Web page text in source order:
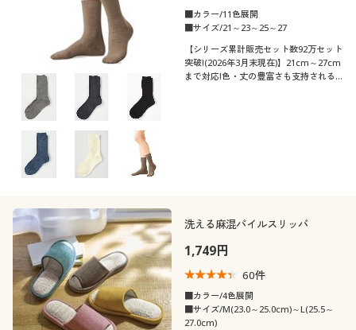
■カラー/11色展開
■サイズ/21～23～25～27
【シリーズ累計販売セット数92万セット
突破!(2026年3月末現在)】21cm～27cm
まで対応!色・丈の豊富さも支持される
洗える麻混パイルスリッパ
1,749円
60件
■カラー/4色展開
■サイズ/M(23.0～25.0cm)～L(25.5～
27.0cm)